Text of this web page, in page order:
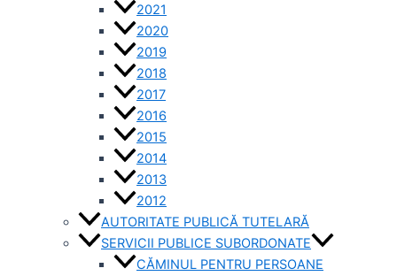
2021
2020
2019
2018
2017
2016
2015
2014
2013
2012
AUTORITATE PUBLICĂ TUTELARĂ
SERVICII PUBLICE SUBORDONATE
CĂMINUL PENTRU PERSOANE